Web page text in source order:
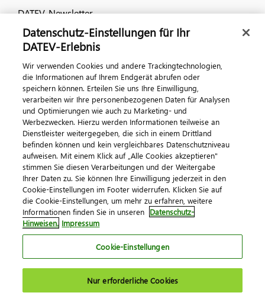
DATEV-Newsletter
Kontaktieren Sie uns
© 2026 DATEV eG
ImpressumDatenschutzAGB Kontakt
Cookie-Einstellungen
Datenschutz-Einstellungen für Ihr
DATEV-Erlebnis
Wir verwenden Cookies und andere Trackingtechnologien,
die Informationen auf Ihrem Endgerät abrufen oder
speichern können. Erteilen Sie uns Ihre Einwilligung,
verarbeiten wir Ihre personenbezogenen Daten für Analysen
und Optimierungen wie auch zu Marketing- und
Werbezwecken. Hierzu werden Informationen teilweise an
Dienstleister weitergegeben, die sich in einem Drittland
befinden können und kein vergleichbares Datenschutzniveau
aufweisen. Mit einem Klick auf „Alle Cookies akzeptieren"
stimmen Sie diesen Verarbeitungen und der Weitergabe
Ihrer Daten zu. Sie können Ihre Einwilligung jederzeit in den
Cookie-Einstellungen im Footer widerrufen. Klicken Sie auf
die Cookie-Einstellungen, um mehr zu erfahren, weitere
Informationen finden Sie in unseren Datenschutz-
Hinweisen. Impressum
Cookie-Einstellungen
Nur erforderliche Cookies